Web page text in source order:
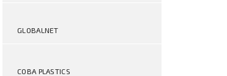
GLOBALNET
COBA PLASTICS